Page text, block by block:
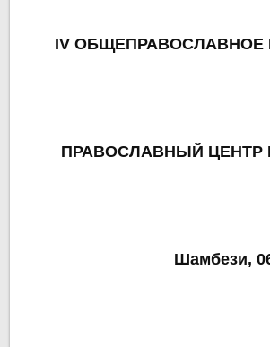
IV
ПРАВОСЛАВНЫЙ ЦЕНТР
Шамбези,